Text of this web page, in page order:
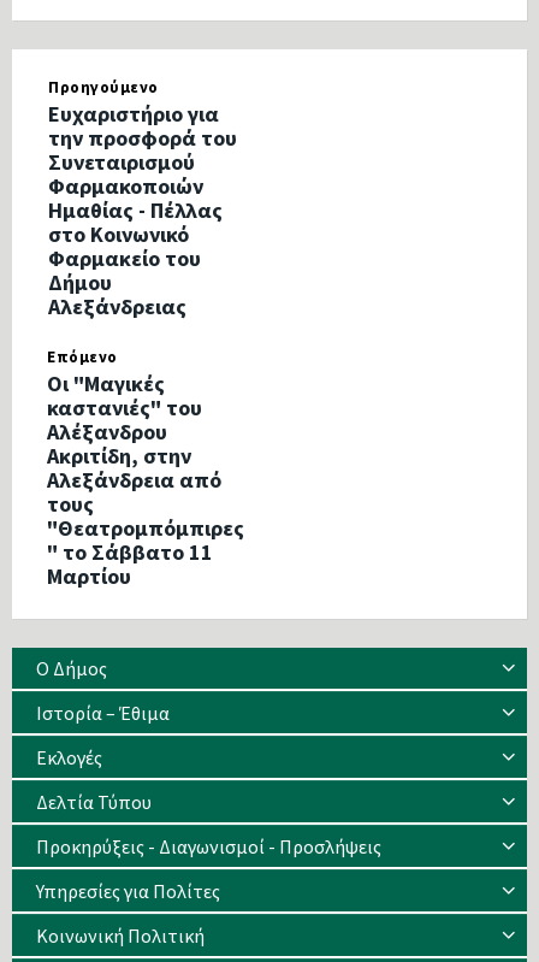
Προηγούμενο
Ευχαριστήριο για
την προσφορά του
Συνεταιρισμού
Φαρμακοποιών
Ημαθίας - Πέλλας
στο Κοινωνικό
Φαρμακείο του
Δήμου
Αλεξάνδρειας
Επόμενο
Οι "Μαγικές
καστανιές" του
Αλέξανδρου
Ακριτίδη, στην
Αλεξάνδρεια από
τους
"Θεατρομπόμπιρες
" το Σάββατο 11
Μαρτίου
Ο Δήμος
Ιστορία – Έθιμα
Eκλογές
Δελτία Τύπου
Προκηρύξεις - Διαγωνισμοί - Προσλήψεις
Υπηρεσίες για Πολίτες
Κοινωνική Πολιτική